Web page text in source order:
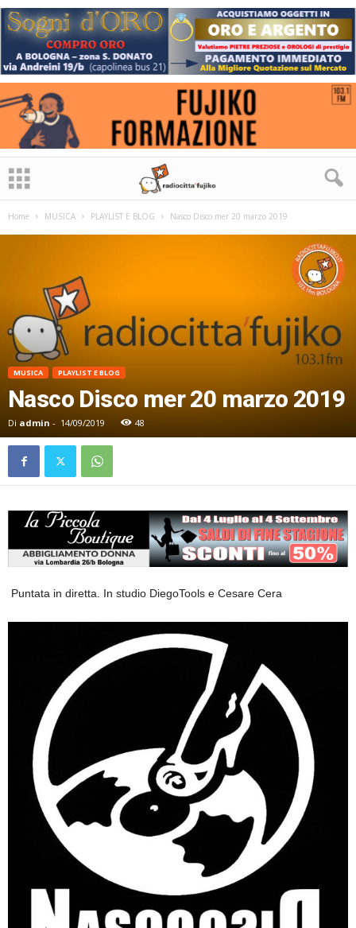
Home MUSICA PLAYLIST E BLOG Nasco Disco mer 20 marzo 2019
MUSICA PLAYLIST E BLOG
Nasco Disco mer 20 marzo 2019
Di admin - 14/09/2019 48
Puntata in diretta. In studio DiegoTools e Cesare Cera